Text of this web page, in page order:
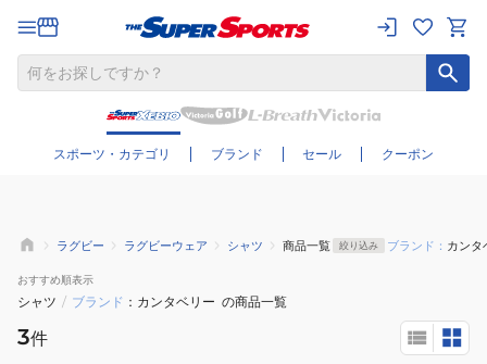
スポーツ・カテゴリ ブランド セール クーポン
さらに絞り込む
ラグビー ラグビーウェア シャツ 商品一覧 絞り込み ブランド： カンタ
おすすめ順表示
シャツ / ブランド カンタベリー の商品一覧
3件